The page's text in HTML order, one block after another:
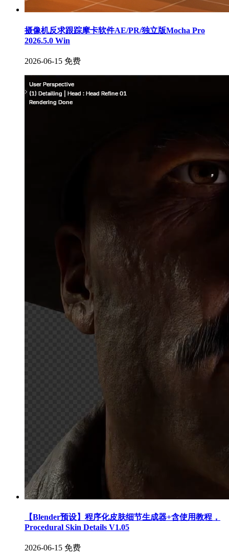
摄像机反求跟踪摩卡软件AE/PR/独立版Mocha Pro
2026.5.0 Win
2026-06-15 免费
【Blender预设】程序化皮肤细节生成器+含使用教程，
Procedural Skin Details V1.05
2026-06-15 免费